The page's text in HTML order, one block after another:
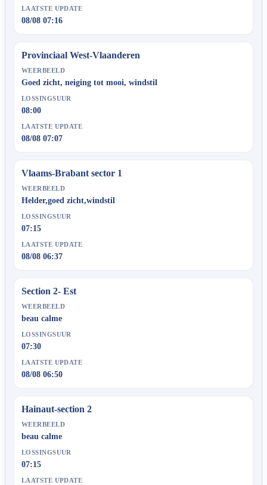
LAATSTE UPDATE
08/08 07:16
Provinciaal West-Vlaanderen
WEERBEELD
Goed zicht, neiging tot mooi, windstil
LOSSINGSUUR
08:00
LAATSTE UPDATE
08/08 07:07
Vlaams-Brabant sector 1
WEERBEELD
Helder,goed zicht,windstil
LOSSINGSUUR
07:15
LAATSTE UPDATE
08/08 06:37
Section 2- Est
WEERBEELD
beau calme
LOSSINGSUUR
07:30
LAATSTE UPDATE
08/08 06:50
Hainaut-section 2
WEERBEELD
beau calme
LOSSINGSUUR
07:15
LAATSTE UPDATE